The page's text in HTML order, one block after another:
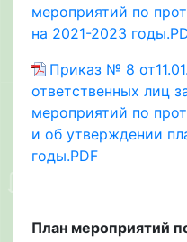
мероприятий по
на 2021-2023
Приказ № 8
ответственных лиц
мероприятий по
и об утверждении
годы.PDF
План мероприятий